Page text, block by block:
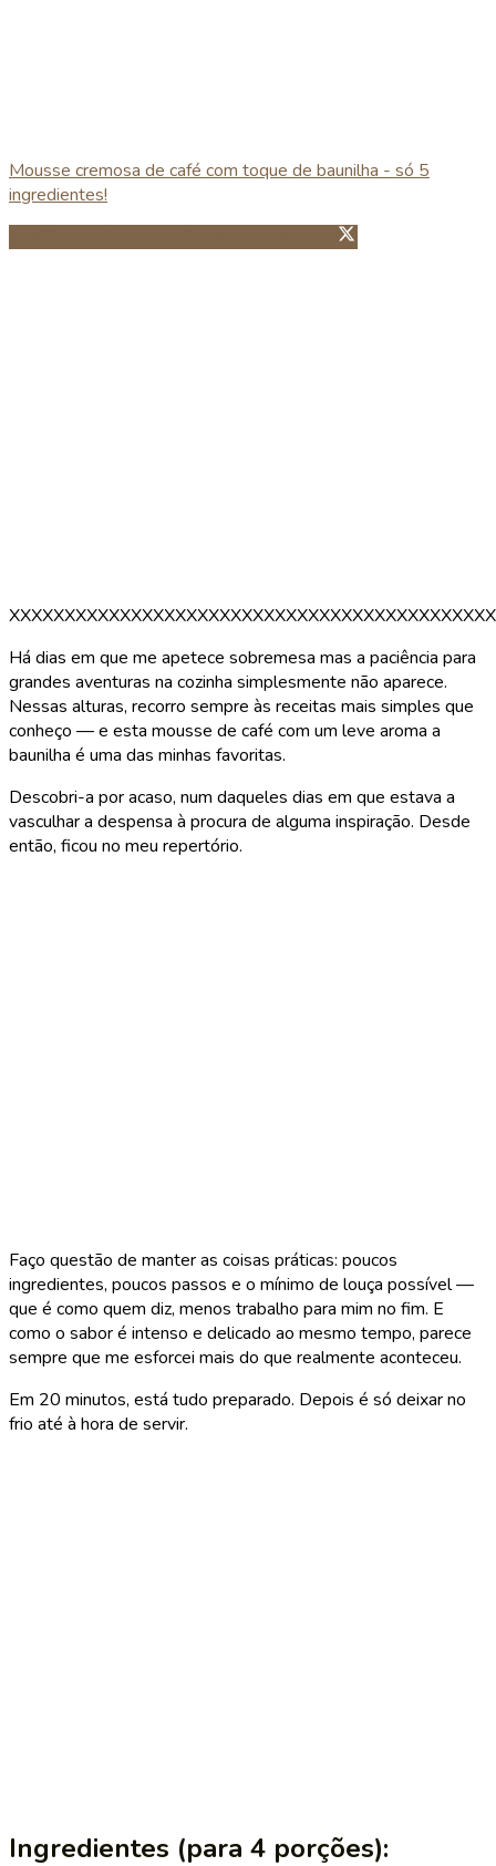
Mousse cremosa de café com toque de baunilha - só 5
ingredientes!
Guardar no Pinterest
Há dias em que me apetece sobremesa mas a paciência para
grandes aventuras na cozinha simplesmente não aparece.
Nessas alturas, recorro sempre às receitas mais simples que
conheço — e esta mousse de café com um leve aroma a
baunilha é uma das minhas favoritas.
Descobri-a por acaso, num daqueles dias em que estava a
vasculhar a despensa à procura de alguma inspiração. Desde
então, ficou no meu repertório.
Faço questão de manter as coisas práticas: poucos
ingredientes, poucos passos e o mínimo de louça possível —
que é como quem diz, menos trabalho para mim no fim. E
como o sabor é intenso e delicado ao mesmo tempo, parece
sempre que me esforcei mais do que realmente aconteceu.
Em 20 minutos, está tudo preparado. Depois é só deixar no
frio até à hora de servir.
Ingredientes (para 4 porções):